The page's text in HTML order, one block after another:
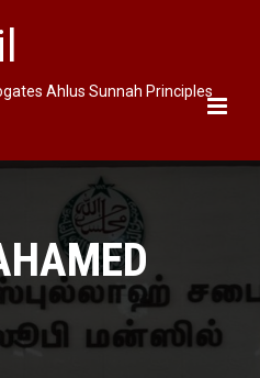
Ahlus Sunnah Principles